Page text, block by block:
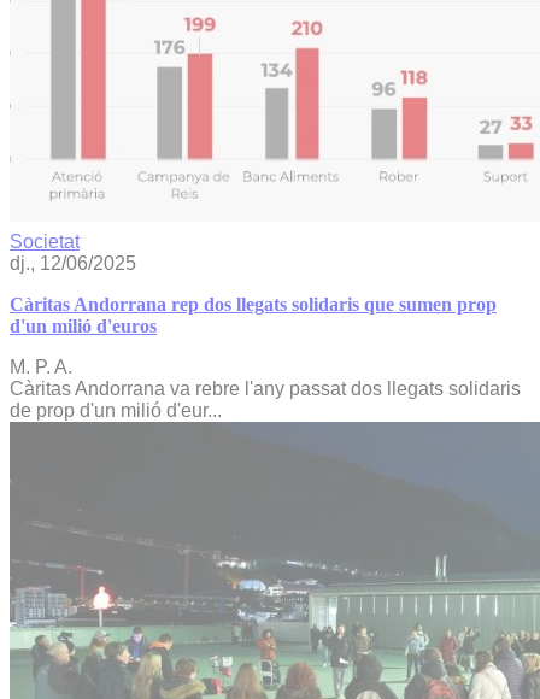
Societat
dj., 12/06/2025
Càritas Andorrana rep dos llegats solidaris que sumen prop
d'un milió d'euros
M. P. A.
Càritas Andorrana va rebre l'any passat dos llegats solidaris
de prop d'un milió d'eur...